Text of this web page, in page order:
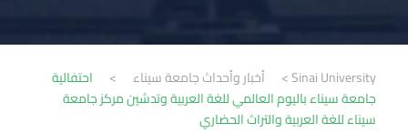
Sinai University
> أخبار وأحداث جامعة سيناء >
احتفالية
جامعة سيناء باليوم العالمي للغة العربية وتدشين مركز جامعة
سيناء للغة العربية والتراث الحضاري